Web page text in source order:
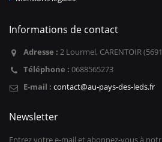
Informations de contact
Adresse : 2 Lourmel, CARENTOIR
Téléphone : 0688565273
E-mail : contact@au-pays-des-leds.fr
Newsletter
Entrez votre e-mail et abonnez-vous à